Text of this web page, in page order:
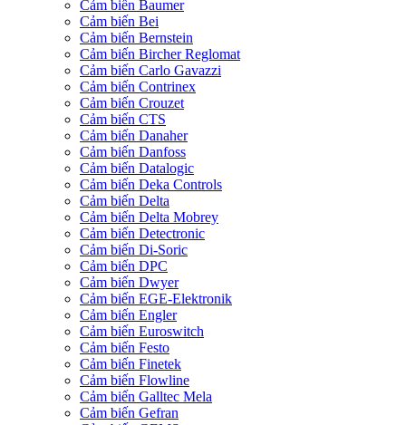
Cảm biến Baumer
Cảm biến Bei
Cảm biến Bernstein
Cảm biến Bircher Reglomat
Cảm biến Carlo Gavazzi
Cảm biến Contrinex
Cảm biến Crouzet
Cảm biến CTS
Cảm biến Danaher
Cảm biến Danfoss
Cảm biến Datalogic
Cảm biến Deka Controls
Cảm biến Delta
Cảm biến Delta Mobrey
Cảm biến Detectronic
Cảm biến Di-Soric
Cảm biến DPC
Cảm biến Dwyer
Cảm biến EGE-Elektronik
Cảm biến Engler
Cảm biến Euroswitch
Cảm biến Festo
Cảm biến Finetek
Cảm biến Flowline
Cảm biến Galltec Mela
Cảm biến Gefran